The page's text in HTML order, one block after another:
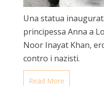
Una statua
principessa Anna a
Noor Inayat Khan,
contro i nazisti.
Read More